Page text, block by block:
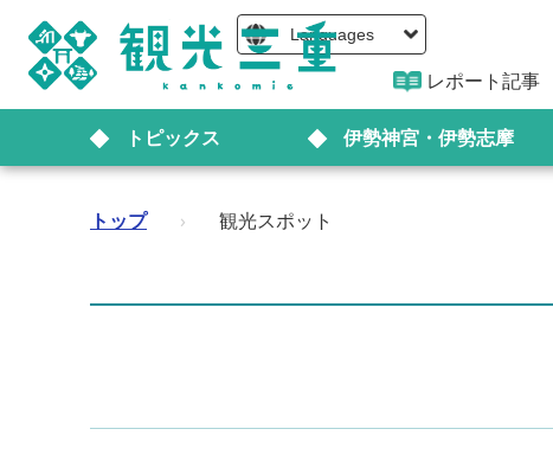
Languages
レポート記事
トピックス 伊勢神宮・伊勢志摩
トップ › 観光スポット